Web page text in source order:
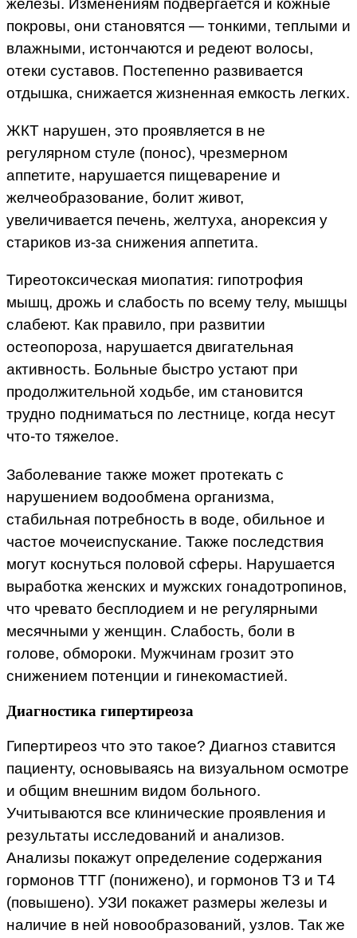
железы. Изменениям подвергается и кожные
покровы, они становятся — тонкими, теплыми и
влажными, истончаются и редеют волосы,
отеки суставов. Постепенно развивается
отдышка, снижается жизненная емкость легких.
ЖКТ нарушен, это проявляется в не
регулярном стуле (понос), чрезмерном
аппетите, нарушается пищеварение и
желчеобразование, болит живот,
увеличивается печень, желтуха, анорексия у
стариков из-за снижения аппетита.
Тиреотоксическая миопатия: гипотрофия
мышц, дрожь и слабость по всему телу, мышцы
слабеют. Как правило, при развитии
остеопороза, нарушается двигательная
активность. Больные быстро устают при
продолжительной ходьбе, им становится
трудно подниматься по лестнице, когда несут
что-то тяжелое.
Заболевание также может протекать с
нарушением водообмена организма,
стабильная потребность в воде, обильное и
частое мочеиспускание. Также последствия
могут коснуться половой сферы. Нарушается
выработка женских и мужских гонадотропинов,
что чревато бесплодием и не регулярными
месячными у женщин. Слабость, боли в
голове, обмороки. Мужчинам грозит это
снижением потенции и гинекомастией.
Диагностика гипертиреоза
Гипертиреоз что это такое? Диагноз ставится
пациенту, основываясь на визуальном осмотре
и общим внешним видом больного.
Учитываются все клинические проявления и
результаты исследований и анализов.
Анализы покажут определение содержания
гормонов ТТГ (понижено), и гормонов Т3 и Т4
(повышено). УЗИ покажет размеры железы и
наличие в ней новообразований, узлов. Так же